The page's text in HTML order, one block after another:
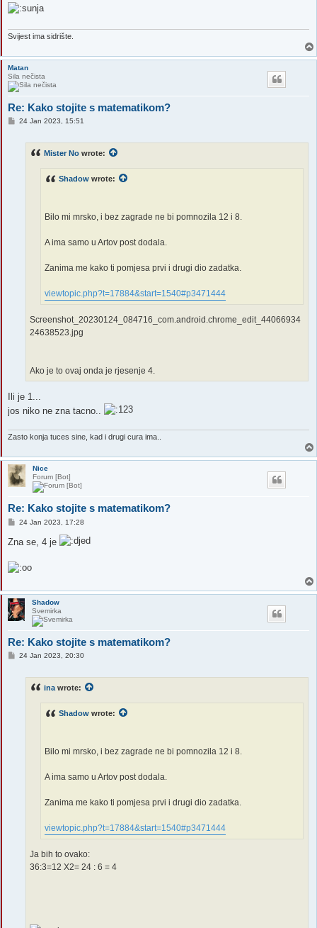
Svijest ima sidrište.
Matan
Sila nečista
Re: Kako stojite s matematikom?
P24 Jan 2023, 15:51
Mister No wrote:
Shadow wrote:
Bilo mi mrsko, i bez zagrade ne bi pomnozila 12 i 8.
A ima samo u Artov post dodala.
Zanima me kako ti pomjesa prvi i drugi dio zadatka.
viewtopic.php?t=17884&start=1540#p3471444
Screenshot_20230124_084716_com.android.chrome_edit_44066934
24638523.jpg
Ako je to ovaj onda je rjesenje 4.
Ili je 1...
jos niko ne zna tacno..
Zasto konja tuces sine, kad i drugi cura ima..
Nice
Forum [Bot]
Re: Kako stojite s matematikom?
P
t
24 Jan 2023, 17:28
Zna se, 4 je
Shadow
Svemirka
Re: Kako stojite s matematikom?
P24 Jan 2023, 20:30
ina wrote:
Shadow wrote:
Bilo mi mrsko, i bez zagrade ne bi pomnozila 12 i 8.
A ima samo u Artov post dodala.
Zanima me kako ti pomjesa prvi i drugi dio zadatka.
viewtopic.php?t=17884&start=1540#p3471444
Ja bih to ovako:
36:3=12 X2= 24 : 6 = 4